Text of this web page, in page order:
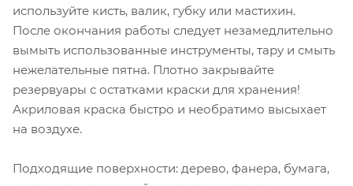
используйте кисть, валик, губку или мастихин.
После окончания работы следует незамедлительно
вымыть использованные инструменты, тару и смыть
нежелательные пятна. Плотно закрывайте
резервуары с остатками краски для хранения!
Акриловая краска быстро и необратимо высыхает
на воздухе.
Подходящие поверхности: дерево, фанера, бумага,